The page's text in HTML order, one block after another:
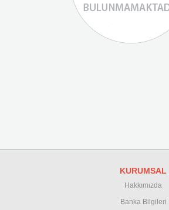
KURUMSAL
Hakkımızda
Banka Bilgileri